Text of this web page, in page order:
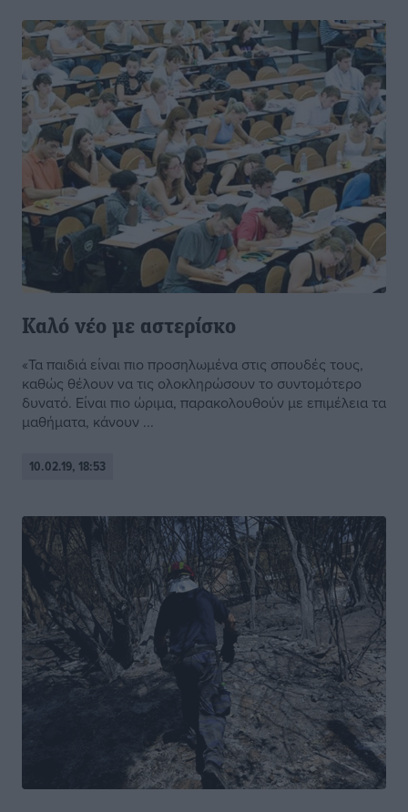
Καλό νέο με αστερίσκο
«Τα παιδιά είναι πιο προσηλωμένα στις σπουδές τους,
καθώς θέλουν να τις ολοκληρώσουν το συντομότερο
δυνατό. Είναι πιο ώριμα, παρακολουθούν με επιμέλεια τα
μαθήματα, κάνουν ...
10.02.19, 18:53